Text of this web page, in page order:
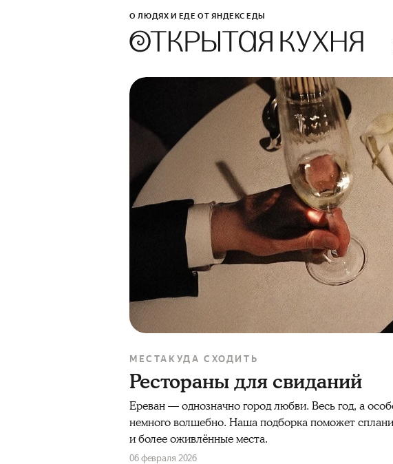
О ЛЮДЯХ И ЕДЕ ОТ ЯНДЕКС ЕДЫ
МЕСТА КУДА СХОДИТЬ
Рестораны для свиданий
Ереван — однозначно город любви. Весь год, а
немного волшебно. Наша подборка поможет
и более оживлённые места.
06 февраля 2026